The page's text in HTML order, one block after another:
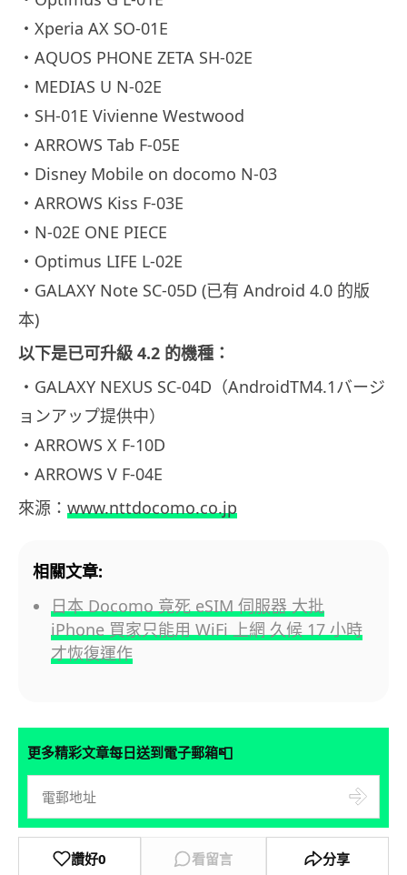
・Xperia AX SO-01E
・AQUOS PHONE ZETA SH-02E
・MEDIAS U N-02E
・SH-01E Vivienne Westwood
・ARROWS Tab F-05E
・Disney Mobile on docomo N-03
・ARROWS Kiss F-03E
・N-02E ONE PIECE
・Optimus LIFE L-02E
・GALAXY Note SC-05D (已有 Android 4.0 的版
本)
以下是已可升級 4.2 的機種：
・GALAXY NEXUS SC-04D（AndroidTM4.1バージ
ョンアップ提供中）
・ARROWS X F-10D
・ARROWS V F-04E
來源： www.nttdocomo.co.jp
相關文章:
日本 Docomo 竟死 eSIM 伺服器 大批
iPhone 買家只能用 WiFi 上網 久候 17 小時
才恢復運作
更多精彩文章每日送到電子郵箱📮
讚好0 看留言 分享